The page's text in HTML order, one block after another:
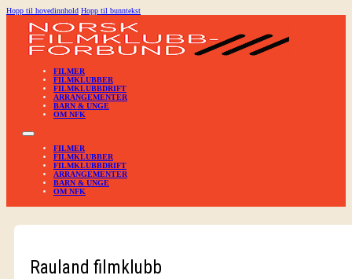
Hopp til hovedinnhold Hopp til bunntekst
FILMER
FILMKLUBBER
FILMKLUBBDRIFT
ARRANGEMENTER
BARN & UNGE
OM NFK
FILMER
FILMKLUBBER
FILMKLUBBDRIFT
ARRANGEMENTER
BARN & UNGE
OM NFK
Rauland filmklubb